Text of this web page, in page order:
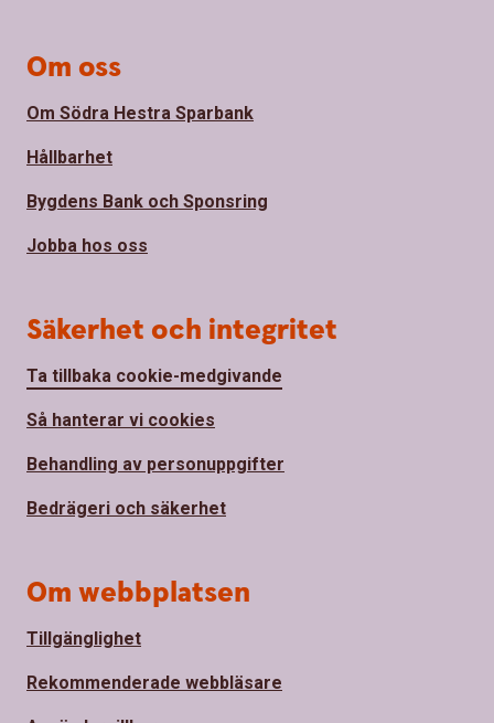
Om oss
Om Södra Hestra Sparbank
Hållbarhet
Bygdens Bank och Sponsring
Jobba hos oss
Säkerhet och integritet
Ta tillbaka cookie-medgivande
Så hanterar vi cookies
Behandling av personuppgifter
Bedrägeri och säkerhet
Om webbplatsen
Tillgänglighet
Rekommenderade webbläsare